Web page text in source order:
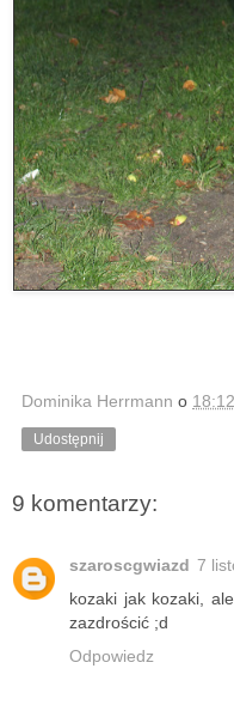
Dominika Herrmann o
Udostępnij
9 komentarzy:
szaroscgwiazd 7
kozaki jak kozaki,
zazdrościć ;d
Odpowiedz